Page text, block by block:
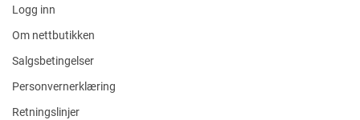
Logg inn
Om nettbutikken
Salgsbetingelser
Personvernerklæring
Retningslinjer